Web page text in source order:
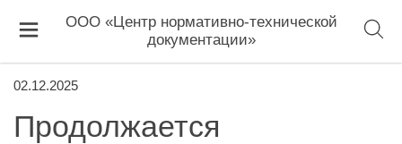
ООО «Центр нормативно-технической
документации»
02.12.2025
Продолжается